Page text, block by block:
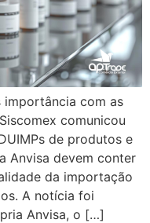
importância com as
comunicou
de produtos e
Anvisa devem conter
da importação
A notícia foi
Anvisa, o […]